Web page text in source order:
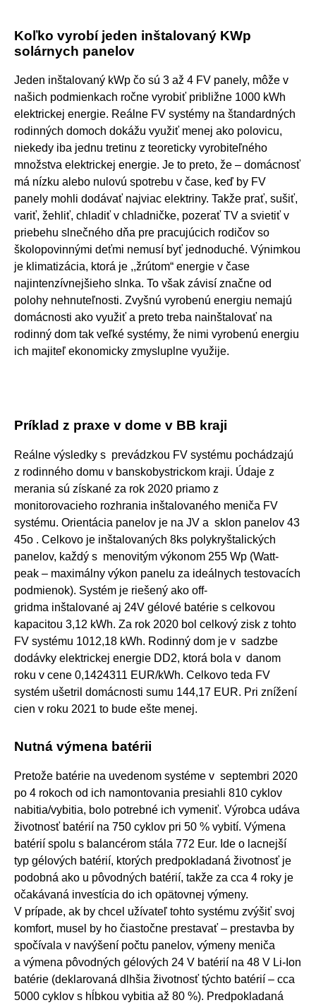
Koľko vyrobí jeden inštalovaný KWp
solárnych panelov
Jeden inštalovaný kWp čo sú 3 až 4 FV panely, môže v
našich podmienkach ročne vyrobiť približne 1000 kWh
elektrickej energie. Reálne FV systémy na štandardných
rodinných domoch dokážu využiť menej ako polovicu,
niekedy iba jednu tretinu z teoreticky vyrobiteľného
množstva elektrickej energie. Je to preto, že – domácnosť
má nízku alebo nulovú spotrebu v čase, keď by FV
panely mohli dodávať najviac elektriny. Takže prať, sušiť,
variť, žehliť, chladiť v chladničke, pozerať TV a svietiť v
priebehu slnečného dňa pre pracujúcich rodičov so
školopovinnými deťmi nemusí byť jednoduché. Výnimkou
je klimatizácia, ktorá je ,,žrútom“ energie v čase
najintenzívnejšieho slnka. To však závisí značne od
polohy nehnuteľnosti. Zvyšnú vyrobenú energiu nemajú
domácnosti ako využiť a preto treba nainštalovať na
rodinný dom tak veľké systémy, že nimi vyrobenú energiu
ich majiteľ ekonomicky zmysluplne využije.
Príklad z praxe v dome v BB kraji
Reálne výsledky s prevádzkou FV systému pochádzajú
z rodinného domu v banskobystrickom kraji. Údaje z
merania sú získané za rok 2020 priamo z
monitorovacieho rozhrania inštalovaného meniča FV
systému. Orientácia panelov je na JV a sklon panelov 43
45o . Celkovo je inštalovaných 8ks polykryštalických
panelov, každý s menovitým výkonom 255 Wp (Watt-
peak – maximálny výkon panelu za ideálnych testovacích
podmienok). Systém je riešený ako off-
gridma inštalované aj 24V gélové batérie s celkovou
kapacitou 3,12 kWh. Za rok 2020 bol celkový zisk z tohto
FV systému 1012,18 kWh. Rodinný dom je v sadzbe
dodávky elektrickej energie DD2, ktorá bola v danom
roku v cene 0,1424311 EUR/kWh. Celkovo teda FV
systém ušetril domácnosti sumu 144,17 EUR. Pri znížení
cien v roku 2021 to bude ešte menej.
Nutná výmena batérii
Pretože batérie na uvedenom systéme v septembri 2020
po 4 rokoch od ich namontovania presiahli 810 cyklov
nabitia/vybitia, bolo potrebné ich vymeniť. Výrobca udáva
životnosť batérií na 750 cyklov pri 50 % vybití. Výmena
batérií spolu s balancérom stála 772 Eur. Ide o lacnejší
typ gélových batérií, ktorých predpokladaná životnosť je
podobná ako u pôvodných batérií, takže za cca 4 roky je
očakávaná investícia do ich opätovnej výmeny.
V prípade, ak by chcel užívateľ tohto systému zvýšiť svoj
komfort, musel by ho čiastočne prestavať – prestavba by
spočívala v navýšení počtu panelov, výmeny meniča
a výmena pôvodných gélových 24 V batérií na 48 V Li-Ion
batérie (deklarovaná dlhšia životnosť týchto batérií – cca
5000 cyklov s hĺbkou vybitia až 80 %). Predpokladaná